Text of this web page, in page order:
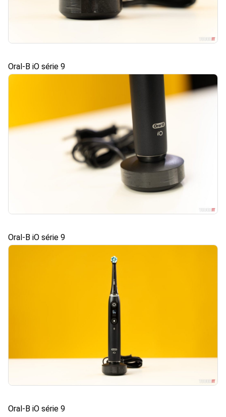
Oral-B iO série 9
Oral-B iO série 9
Oral-B iO série 9